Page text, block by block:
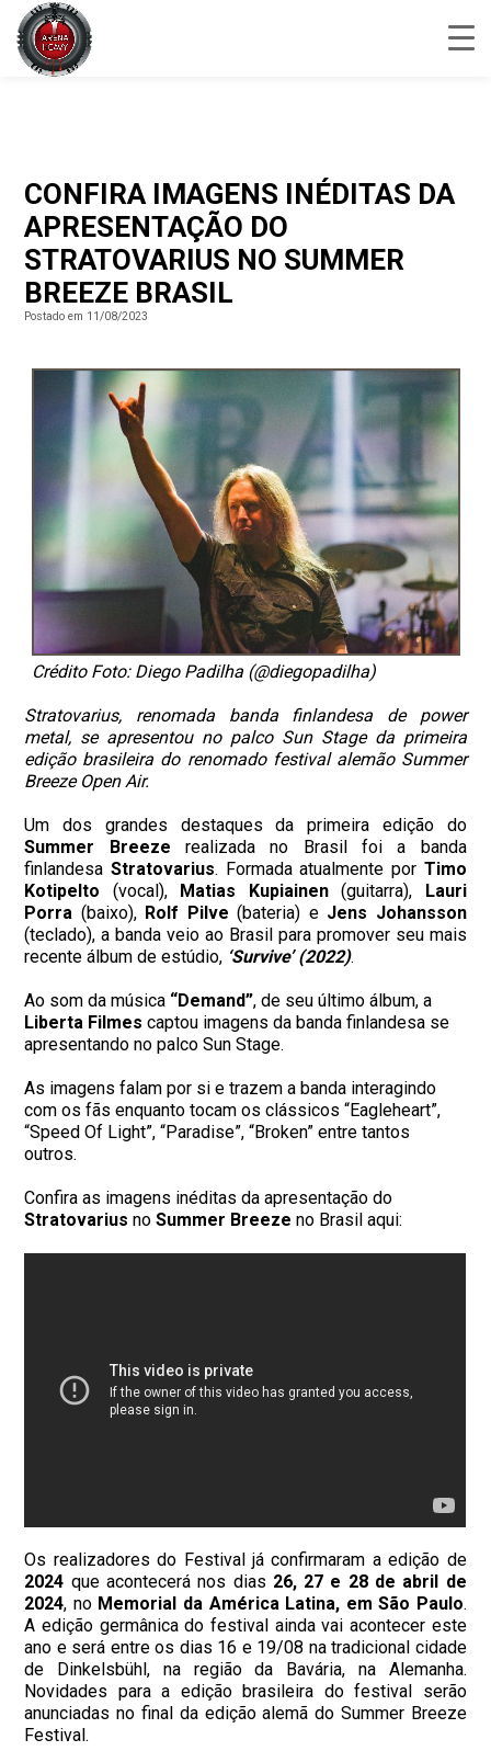
CONFIRA IMAGENS INÉDITAS DA
APRESENTAÇÃO DO
STRATOVARIUS NO SUMMER
BREEZE BRASIL
Postado em 11/08/2023
Crédito Foto: Diego Padilha (@diegopadilha)
Stratovarius, renomada banda finlandesa de power
metal, se apresentou no palco Sun Stage da primeira
edição brasileira do renomado festival alemão Summer
Breeze Open Air.
Um dos grandes destaques da primeira edição do
Summer Breeze realizada no Brasil foi a banda
finlandesaStratovarius. Formada atualmente por Timo
Kotipelto (vocal), Matias Kupiainen(guitarra),
Lauri
Porra (baixo),Rolf Pilve (bateria) e Jens Johansson
(teclado), a banda veio ao Brasil para promover seu mais
recente álbum de estúdio, ‘Survive’ (2022).
Ao som da música “Demand”, de seu último álbum, a
Liberta Filmes captou imagens da banda finlandesa se
apresentando no palco Sun Stage.
As imagens falam por si e trazem a banda interagindo
com os fãs enquanto tocam os clássicos “Eagleheart”,
“Speed Of Light”, “Paradise”, “Broken” entre tantos
outros.
Confira as imagens inéditas da apresentação do
Stratovarius noSummer Breeze no Brasil aqui:
Os realizadores do Festival já confirmaram a edição de
2024 que acontecerá nos dias 26, 27 e 28 de abril de
2024, no Memorial da América Latina, em São Paulo.
A edição germânica do festival ainda vai acontecer este
ano e será entre os dias 16 e 19/08 na tradicional cidade
de Dinkelsbühl, na região da Bavária, na Alemanha.
Novidades para a edição brasileira do festival serão
anunciadas no final da edição alemã do Summer Breeze
Festival.